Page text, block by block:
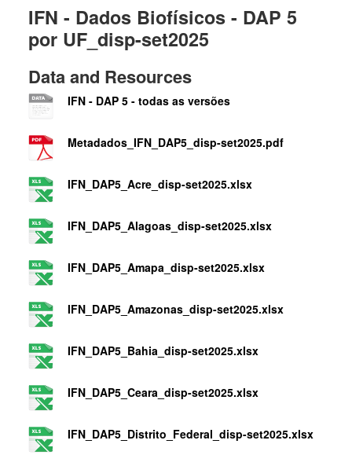
IFN - Dados Biofísicos - DAP 5
por UF_disp-set2025
Data and Resources
IFN - DAP 5 - todas as versões
Metadados_IFN_DAP5_disp-set2025.pdf
IFN_DAP5_Acre_disp-set2025.xlsx
IFN_DAP5_Alagoas_disp-set2025.xlsx
IFN_DAP5_Amapa_disp-set2025.xlsx
IFN_DAP5_Amazonas_disp-set2025.xlsx
IFN_DAP5_Bahia_disp-set2025.xlsx
IFN_DAP5_Ceara_disp-set2025.xlsx
IFN_DAP5_Distrito_Federal_disp-set2025.xlsx